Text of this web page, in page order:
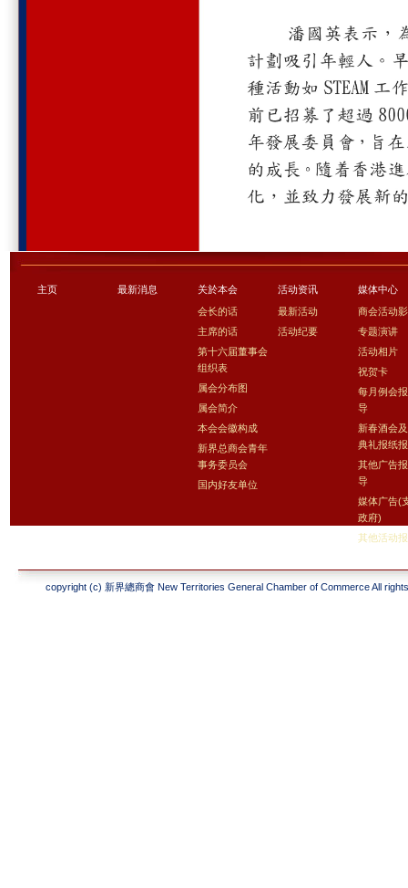
主页 最新消息
关於本会
会长的话
主席的话
第十六届董事会
组织表
属会分布图
属会简介
本会会徽构成
新界总商会青年
事务委员会
国内好友单位
活动资讯
最新活动
活动纪要
媒体中心
商会活动
专题演讲
活动相片
祝贺卡
每月例会
导
新春酒会
典礼报纸
其他广告
导
媒体广告(
政府)
其他活动
copyright (c) 新界總商會 New Territories General Chamber of Commerce All